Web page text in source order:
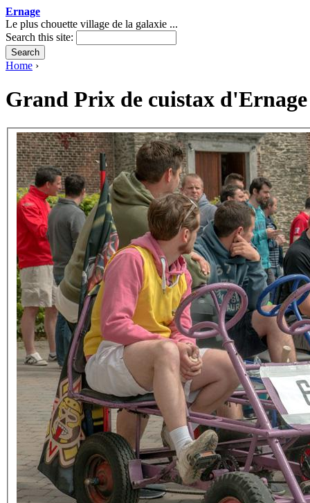
Ernage
Le plus chouette village de la galaxie ...
Search this site:
Home ›
Grand Prix de cuistax d'Ernage